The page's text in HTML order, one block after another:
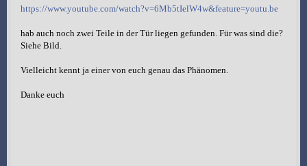
https://www.youtube.com/watch?v=6Mb5tIelW4w&feature=youtu.be
hab auch noch zwei Teile in der Tür liegen gefunden. Für was sind die?
Siehe Bild.
Vielleicht kennt ja einer von euch genau das Phänomen.
Danke euch